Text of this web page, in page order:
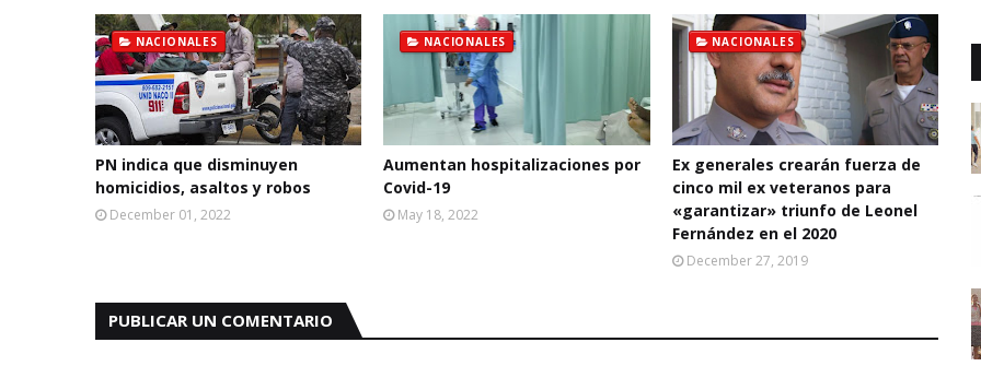
NACIONALES
PN indica que disminuyen
homicidios, asaltos y robos
December 01, 2022
NACIONALES
Aumentan hospitalizaciones por
Covid-19
May 18, 2022
NACIONALES
Ex generales crearán fuerza de
cinco mil ex veteranos para
«garantizar» triunfo de Leonel
Fernández en el 2020
December 27, 2019
PUBLICAR UN COMENTARIO